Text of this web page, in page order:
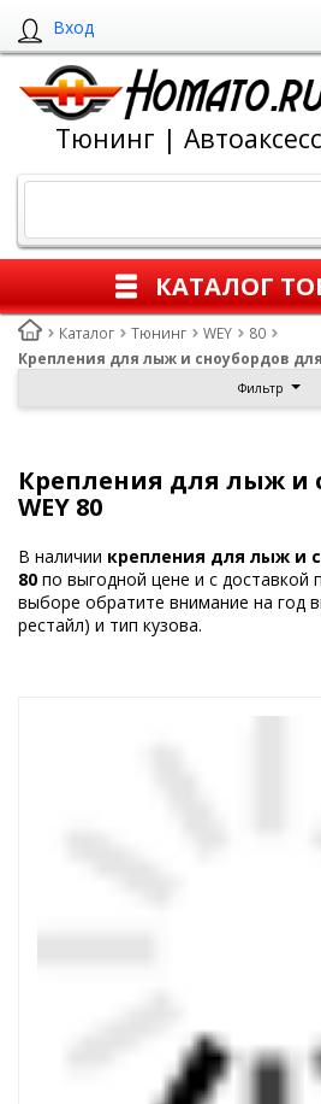
Вход
Тюнинг |
КАТАЛОГ
Каталог Тюнинг WEY
80
Крепления для лыж и сноубордов для
Фильтр
Крепления для лыж и
WEY 80
В наличии крепления для лыж и
80 по выгодной цене и с доставкой
выборе обратите внимание на год
рестайл) и тип кузова.